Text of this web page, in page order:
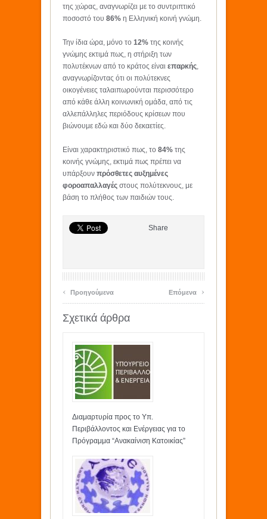
της χώρας, αναγνωρίζει με το συντριπτικό
ποσοστό του 86% η Ελληνική κοινή γνώμη.
Την ίδια ώρα, μόνο το 12% της κοινής
γνώμης εκτιμά πως, η στήριξη των
πολυτέκνων από το κράτος είναι επαρκής,
αναγνωρίζοντας ότι οι πολύτεκνες
οικογένειες ταλαιπωρούνται περισσότερο
από κάθε άλλη κοινωνική ομάδα, από τις
αλλεπάλληλες περιόδους κρίσεων που
βιώνουμε εδώ και δύο δεκαετίες.
Είναι χαρακτηριστικό πως, το 84% της
κοινής γνώμης, εκτιμά πως πρέπει να
υπάρξουν πρόσθετες αυξημένες
φοροαπαλλαγές στους πολύτεκνους, με
βάση το πλήθος των παιδιών τους.
Share
‹ Προηγούμενα Επόμενα ›
Σχετικά άρθρα
Διαμαρτυρία προς το Υπ.
Περιβάλλοντος και Ενέργειας για το
Πρόγραμμα “Ανακαίνιση Κατοικίας”